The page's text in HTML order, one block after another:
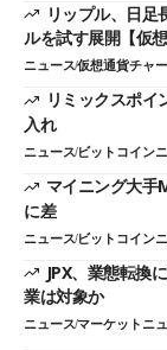
リップル、日
ルを試す展開【仮
ニュース仮想通貨チャ
リミックスポ
入れ
ニュースビットコイン
マイニング大
に差
ニュースビットコイン
JPX、業態転換
業は対象か
ニュースマーケットニ